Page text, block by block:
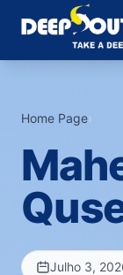
Home Page›
Julho 3,